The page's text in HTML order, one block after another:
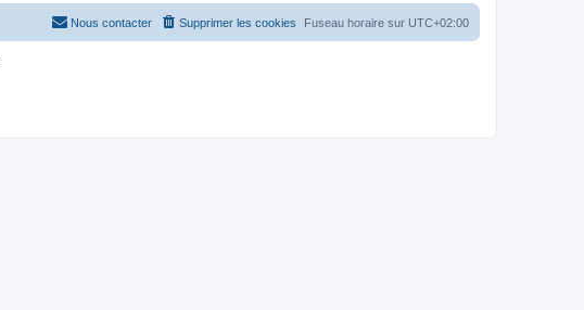
Fuseau horaire sur UTC+02:00
Supprimer les cookies
Nous contacter